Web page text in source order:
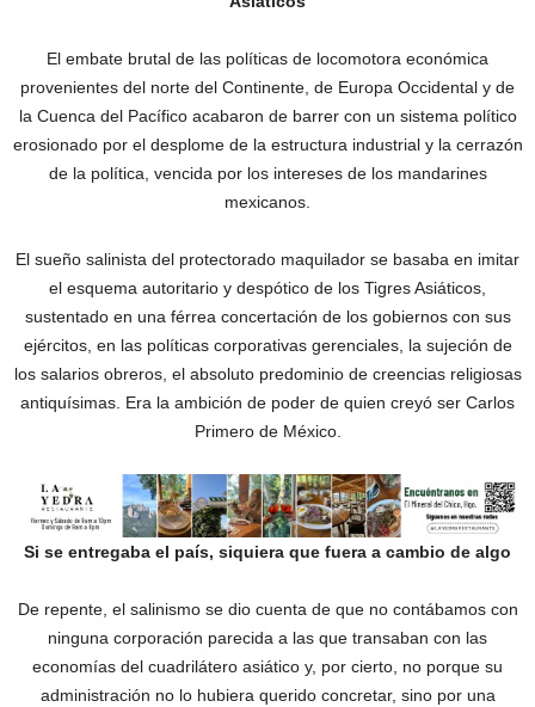
El embate brutal de las políticas de locomotora económica
provenientes del norte del Continente, de Europa Occidental y de
la Cuenca del Pacífico acabaron de barrer con un sistema político
erosionado por el desplome de la estructura industrial y la cerrazón
de la política, vencida por los intereses de los mandarines
mexicanos.
El sueño salinista del protectorado maquilador se basaba en imitar
el esquema autoritario y despótico de los Tigres Asiáticos,
sustentado en una férrea concertación de los gobiernos con sus
ejércitos, en las políticas corporativas gerenciales, la sujeción de
los salarios obreros, el absoluto predominio de creencias religiosas
antiquísimas. Era la ambición de poder de quien creyó ser Carlos
Primero de México.
Si se entregaba el país, siquiera que fuera a cambio de algo
‎De repente, el salinismo se dio cuenta de que no contábamos con
ninguna corporación parecida a las que transaban con las
economías del cuadrilátero asiático y, por cierto, no porque su
administración no lo hubiera querido concretar, sino por una